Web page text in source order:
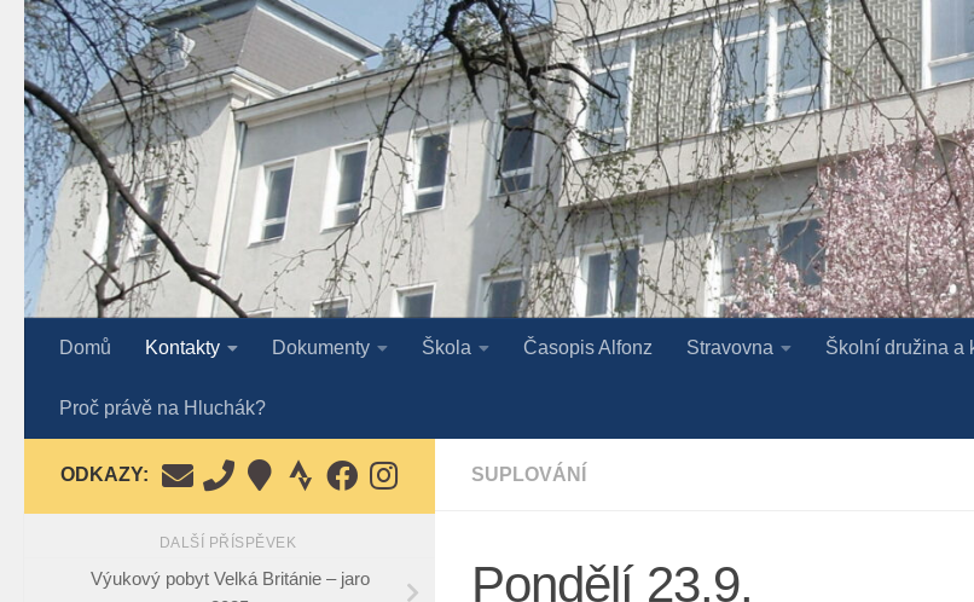
Skip to content
Domů Kontakty Dokumenty Škola Časopis Alfonz Stravovna Školní družina a
Proč právě na Hluchák?
SUPLOVÁNÍ
Pondělí 23.9.
ODKAZY:
DALŠÍ PŘÍSPĚVEK
Výukový pobyt Velká Británie – jaro